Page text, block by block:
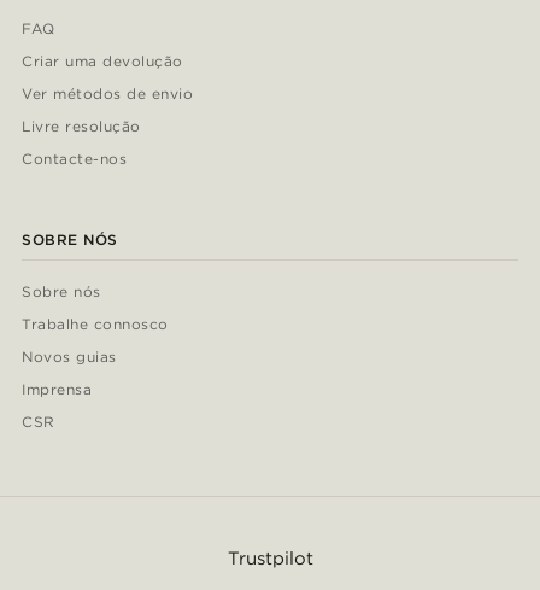
FAQ
Criar uma devolução
Ver métodos de envio
Livre resolução
Contacte-nos
SOBRE NÓS
Sobre nós
Trabalhe connosco
Novos guias
Imprensa
CSR
Trustpilot